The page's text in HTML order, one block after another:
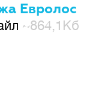
Евролос
~864,1Кб